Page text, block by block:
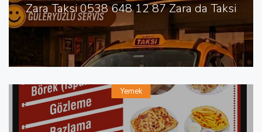
Zara Taksi 0538 648 12 87 Zara da Taksi
Yemek